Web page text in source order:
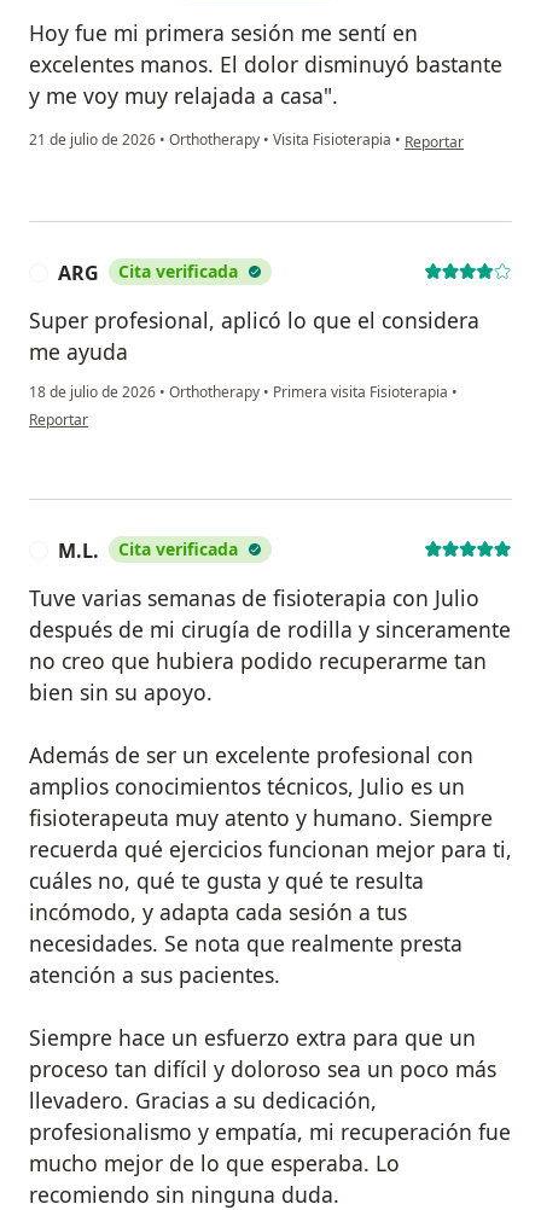
Hoy fue mi primera sesión me sentí en
excelentes manos. El dolor disminuyó bastante
y me voy muy relajada a casa".
21 de julio de 2026 • Orthotherapy • Visita Fisioterapia • en opinión del
Reportar
ARG Cita verificada
Super profesional, aplicó lo que el considera
me ayuda
18 de julio de 2026 • Orthotherapy • Primera visita Fisioterapia •
en opinión del usuario ARG
Reportar
M.L. Cita verificada
Tuve varias semanas de fisioterapia con Julio
después de mi cirugía de rodilla y sinceramente
no creo que hubiera podido recuperarme tan
bien sin su apoyo.
Además de ser un excelente profesional con
amplios conocimientos técnicos, Julio es un
fisioterapeuta muy atento y humano. Siempre
recuerda qué ejercicios funcionan mejor para ti,
cuáles no, qué te gusta y qué te resulta
incómodo, y adapta cada sesión a tus
necesidades. Se nota que realmente presta
atención a sus pacientes.
Siempre hace un esfuerzo extra para que un
proceso tan difícil y doloroso sea un poco más
llevadero. Gracias a su dedicación,
profesionalismo y empatía, mi recuperación fue
mucho mejor de lo que esperaba. Lo
recomiendo sin ninguna duda.